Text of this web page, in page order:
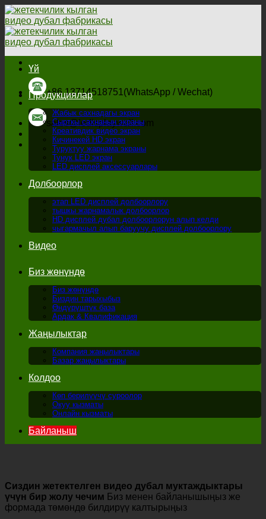
Мазмунга
өтүү
+86 13714518751(WhatsApp / Wechat)
sales@ledisplaywall.com
Үй
Продукциялар
Жабык сахнадагы экран
Сырткы сахнанын экраны
Креативдик видео экран
Кичинекей HD экран
Туруктуу жарнама экраны
Тунук LED экран
LED дисплей аксессуарлары
Долбоорлор
этап LED дисплей долбоорлору
тышкы жарнамалык долбоорлор
HD дисплей дубал долбоорлорун алып келди
чыгармачыл алып баруучу дисплей долбоорлору
Видео
Биз жөнүндө
Биз жөнүндө
Биздин тарыхыбыз
Өндүрүштүк база
Ардак & Квалификация
Жаңылыктар
Компания жаңылыктары
Базар жаңылыктары
Колдоо
Көп берилүүчү суроолор
Окуу кызматы
Онлайн кызматы
Байланыш
Сиздин жетектелген видео дубал муктаждыктары
үчүн бир жолу чечим Биз менен байланышыңыз же
формада төмөндө билдирүү калтырыңыз